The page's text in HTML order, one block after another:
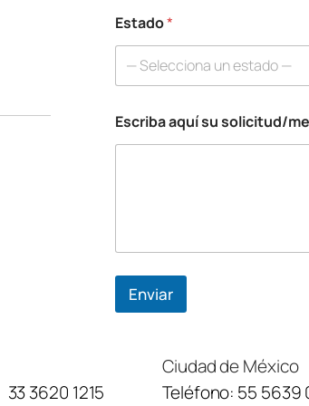
Estado*
— Selecciona un estado —
Escriba aquí su solicitud/
Enviar
33 3620 1215
Ciudad de México
Teléfono: 55 5639